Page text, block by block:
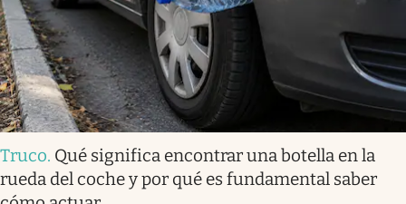
Truco. Qué significa encontrar una botella en la
rueda del coche y por qué es fundamental saber